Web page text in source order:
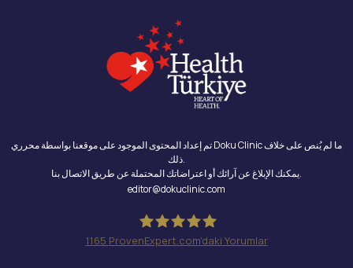
تم إعداد المحتوى الموجود على موقعنا بواسطة محرري Doku Clinic ما لم يُنص على خلاف
ذلك.
يمكنك الإبلاغ عن آرائك أو اعتراضاتك المحتملة عن طريق الاتصال بنا.
editor@dokuclinic.com
1165 ProvenExpert.com'daki Yorumlar